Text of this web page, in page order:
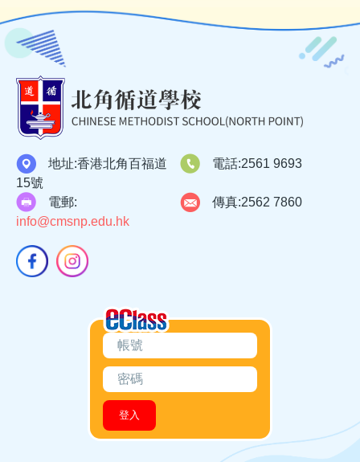
地址:香港北角百福道
15號
電話:2561 9693
電郵:
info@cmsnp.edu.hk
傳真:2562 7860